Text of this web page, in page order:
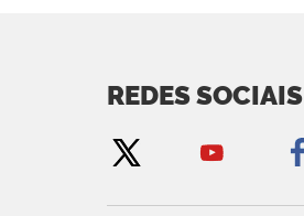
REDES SOCIAIS